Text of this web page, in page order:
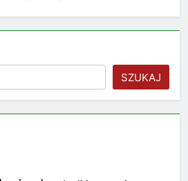
SZUKAJ